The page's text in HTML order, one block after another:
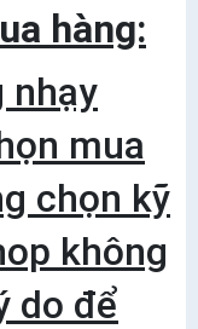
hàng:
nhạy
mua
chọn kỹ
không
do để